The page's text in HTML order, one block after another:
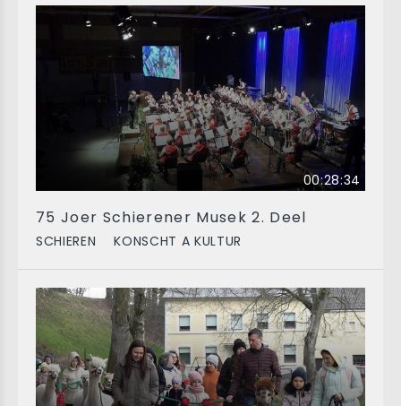
00:28:34
75 Joer Schierener Musek 2. Deel
SCHIEREN KONSCHT A KULTUR